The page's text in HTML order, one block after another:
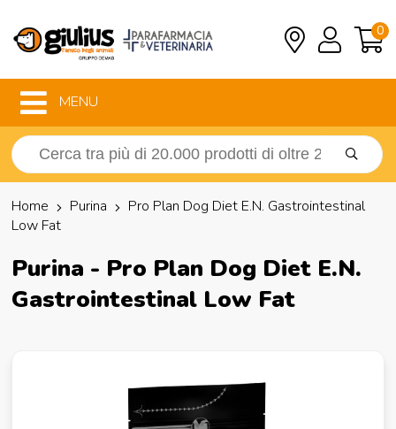
0
MENU
Home Purina
Pro Plan Dog Diet E.N. Gastrointestinal
Low Fat
Purina - Pro Plan Dog Diet E.N.
Gastrointestinal Low Fat